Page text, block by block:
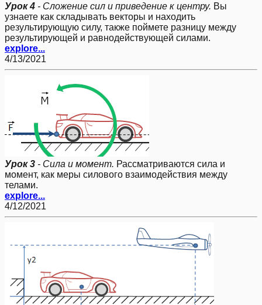
Урок 4 - Сложение сил и приведение к центру. Вы
узнаете как складывать векторы и находить
результирующую силу, также поймете разницу между
результирующей и равнодействующей силами.
explore...
4/13/2021
Урок 3 - Сила и момент. Рассматриваются сила и
момент, как меры силового взаимодействия между
телами.
explore...
4/12/2021